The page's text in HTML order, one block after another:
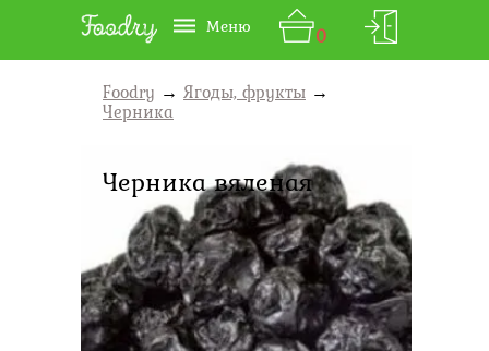
Меню 0
Foodry → Ягоды, фрукты →
Черника
Черника вяленая